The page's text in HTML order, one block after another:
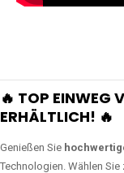
🔥 TOP EINWEG
ERHÄLTLICH! 🔥
Genießen Sie
Technologien. Wählen Sie